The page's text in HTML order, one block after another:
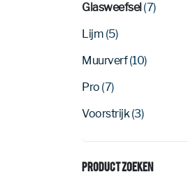
Glasweefsel(7)
Lijm (5)
Muurverf (10)
Pro (7)
Voorstrijk(3)
Product Zoeken